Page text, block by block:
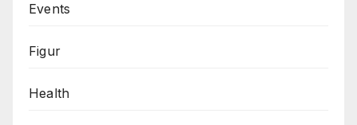
Events
Figur
Health